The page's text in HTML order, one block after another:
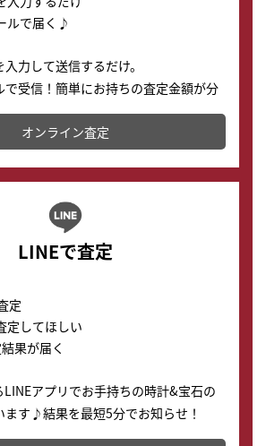
ルで届く♪
力して送信するだけ。
で受信！簡単にお持ちの査定金額が分
オンライン査定
LINEで査定
定
定してほしい
果が届く
LINEアプリでお手持ちの時計&宝石の
ます♪結果を最短5分でお知らせ！
に査定金額を知ることが出来ます。